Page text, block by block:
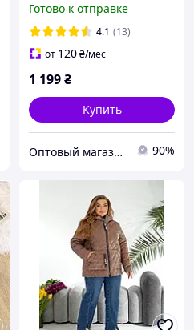
Канада 42 46 48 50
шоколад бордо малина
барби черн
Готово к отправке
4.1 (13)
от 120₴/мес
1 199₴
Купить
Оптовый магазин "Lastyle" 90%